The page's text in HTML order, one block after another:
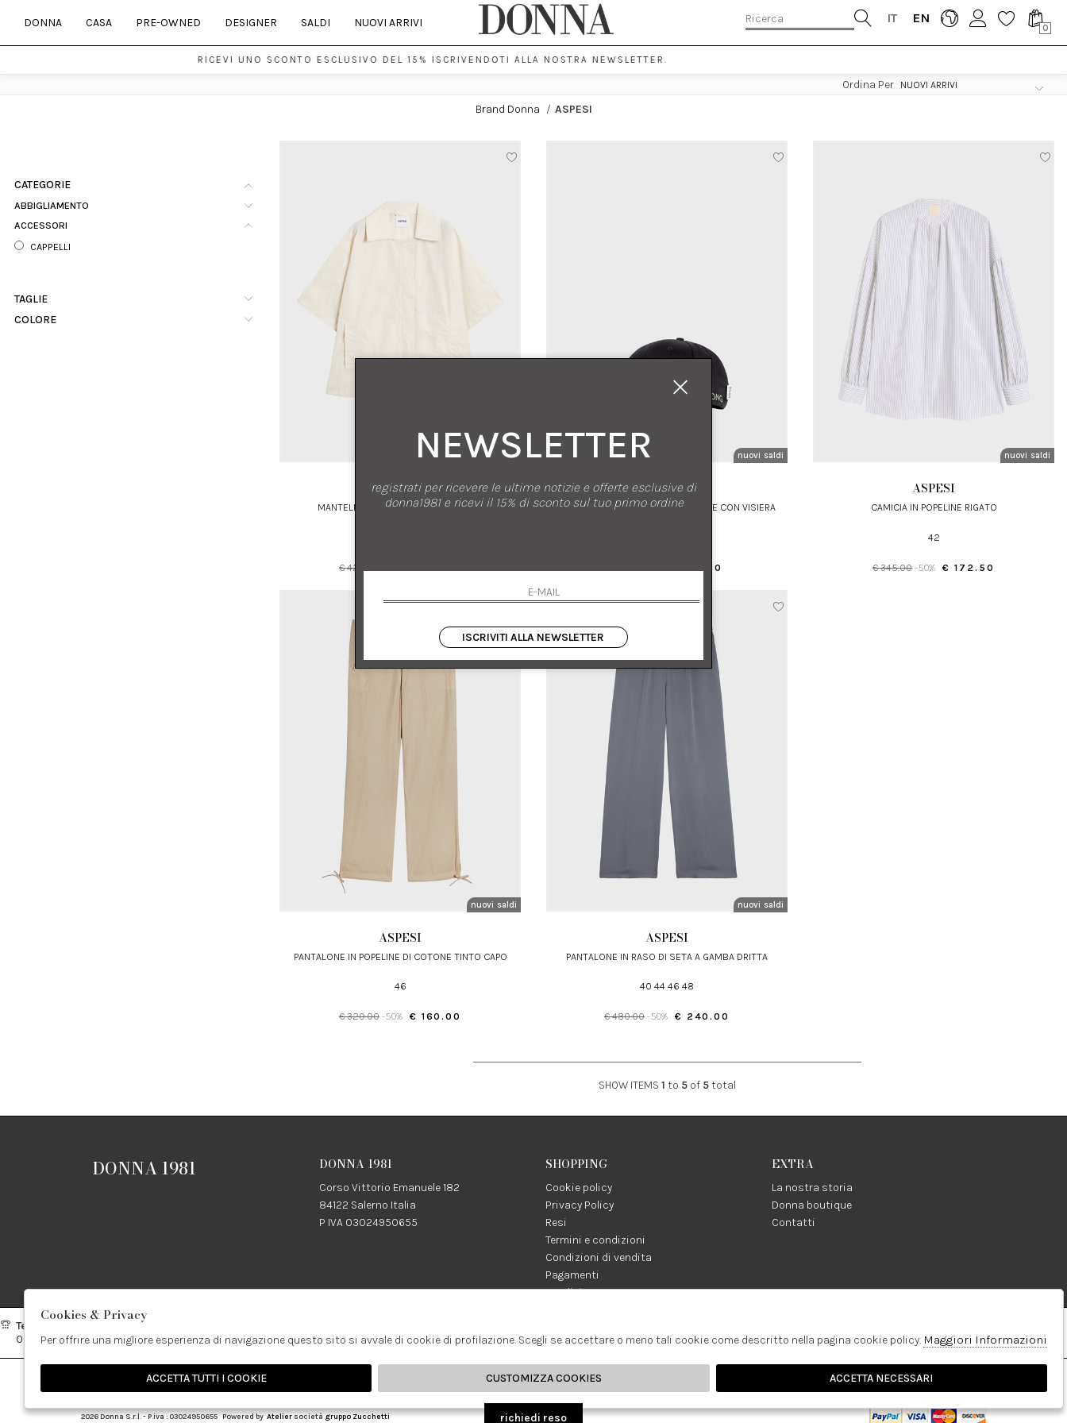
IT EN
0
DONNA CASA PRE-OWNED DESIGNER SALDI NUOVI ARRIVI
RICEVI UNO SCONTO ESCLUSIVO DEL 15% ISCRIVENDOTI ALLA NOSTRA NEWSLETTER.
Ordina Per
Brand Donna / ASPESI
CATEGORIE
ABBIGLIAMENTO
ACCESSORI
CAPPELLI
TAGLIE
COLORE
nuovi arrivi
saldi
ASPESI
MANTELLA WATERPROOF IN TAFFETAS
€ 420.00
nuovi arrivi
saldi
ASPESI
CAPPELLO IN GABARDINE DI COTONE CON VISIERA
€ 42.00
nuovi arrivi
saldi
ASPESI
CAMICIA IN POPELINE RIGATO
42
€ 345.00 -50% € 172.50
nuovi arrivi
saldi
ASPESI
PANTALONE IN POPELINE DI COTONE TINTO CAPO
46
€ 320.00 -50% € 160.00
nuovi arrivi
saldi
ASPESI
PANTALONE IN RASO DI SETA A GAMBA DRITTA
40 44 46 48
€ 480.00 -50% € 240.00
SHOW ITEMS 1 to 5of 5total
DONNA 1981 DONNA 1981
Corso Vittorio Emanuele 182
84122 Salerno Italia
P IVA 03024950655
SHOPPING
Cookie policy
Privacy Policy
Resi
Termini e condizioni
Condizioni di vendita
Pagamenti
Spedizione
EXTRA
La nostra storia
Donna boutique
Contatti
Telefono:
089237858
3338855601
info@donna1981.it
2026 Donna S.r.l. - P.iva : 03024950655 Powered byAteliersocietàgruppo Zucchetti
🍪
NEWSLETTER
registrati per ricevere le ultime notizie e offerte esclusive di
donna1981 e ricevi il 15% di sconto sul tuo primo ordine
ISCRIVITI ALLA NEWSLETTER
richiedi reso
Cookies & Privacy
Per offrire una migliore esperienza di navigazione questo sito si avvale di cookie di profilazione. Scegli se accettare o meno tali cookie come descritto nella pagina cookie policy. Maggiori Informazioni
ACCETTA TUTTI I COOKIE CUSTOMIZZA COOKIES ACCETTA NECESSARI